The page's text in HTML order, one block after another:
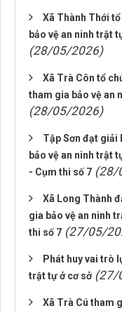
Xã Thành Thới
bảo vệ an ninh trật
(28/05/2026)
Xã Trà Côn tổ
tham gia bảo vệ an
(28/05/2026)
Tập Sơn đạt giải
bảo vệ an ninh trật
- Cụm thi số 7 (28/
Xã Long Thành
gia bảo vệ an ninh
thi số 7 (27/05/
Phát huy vai trò
trật tự ở cơ sở (27/
Xã Trà Cú tham